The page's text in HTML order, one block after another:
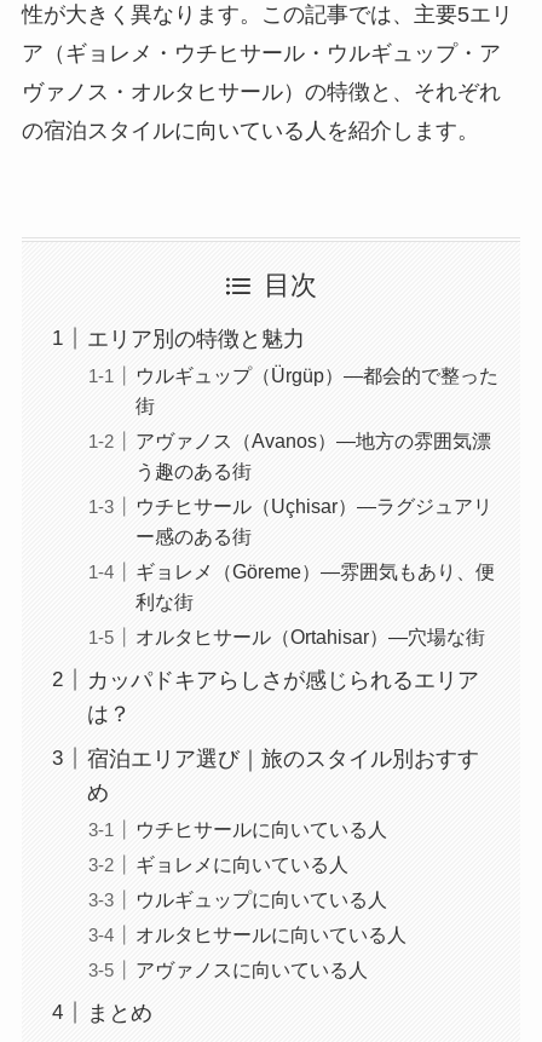
性が大きく異なります。この記事では、主要5エリ
ア（ギョレメ・ウチヒサール・ウルギュップ・ア
ヴァノス・オルタヒサール）の特徴と、それぞれ
の宿泊スタイルに向いている人を紹介します。
目次
エリア別の特徴と魅力
ウルギュップ（Ürgüp）—都会的で整った
街
アヴァノス（Avanos）—地方の雰囲気漂
う趣のある街
ウチヒサール（Uçhisar）—ラグジュアリ
ー感のある街
ギョレメ（Göreme）—雰囲気もあり、便
利な街
オルタヒサール（Ortahisar）—穴場な街
カッパドキアらしさが感じられるエリア
は？
宿泊エリア選び｜旅のスタイル別おすす
め
ウチヒサールに向いている人
ギョレメに向いている人
ウルギュップに向いている人
オルタヒサールに向いている人
アヴァノスに向いている人
まとめ